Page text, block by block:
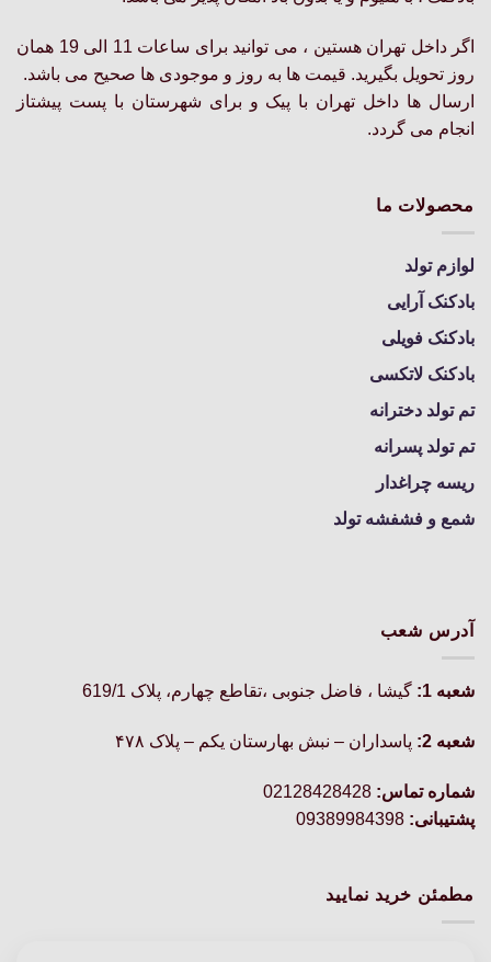
در
محصول
انتخاب
شوند
محصول
انتخاب
شوند
اگر داخل تهران هستین ، می توانید برای ساعات 11 الی 19 همان
روز تحویل بگیرید. قیمت ها به روز و موجودی ها صحیح می باشد.
ارسال ها داخل تهران با پیک و برای شهرستان با پست پیشتاز
انجام می گردد.
محصولات ما
لوازم تولد
بادکنک آرایی
بادکنک فویلی
بادکنک لاتکسی
تم تولد دخترانه
تم تولد پسرانه
ریسه چراغدار
شمع و فشفشه تولد
آدرس شعب
شعبه 1: گيشا ، فاضل جنوبی ،تقاطع چهارم، پلاک 619/1
شعبه 2: پاسداران – نبش بهارستان یکم – پلاک ۴۷۸
شماره تماس:
پشتیبانی:
مطمئن خرید نمایید